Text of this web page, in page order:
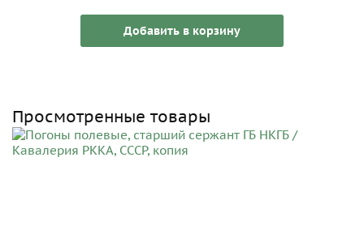
Добавить в корзину
Просмотренные товары